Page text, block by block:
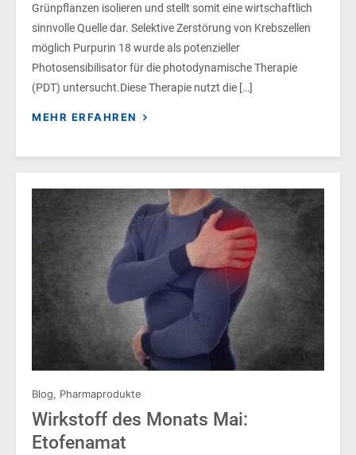
Grünpflanzen isolieren und stellt somit eine wirtschaftlich
sinnvolle Quelle dar. Selektive Zerstörung von Krebszellen
möglich Purpurin 18 wurde als potenzieller
Photosensibilisator für die photodynamische Therapie
(PDT) untersucht.Diese Therapie nutzt die […]
MEHR ERFAHREN
Blog, Pharmaprodukte
Wirkstoff des Monats Mai:
Etofenamat